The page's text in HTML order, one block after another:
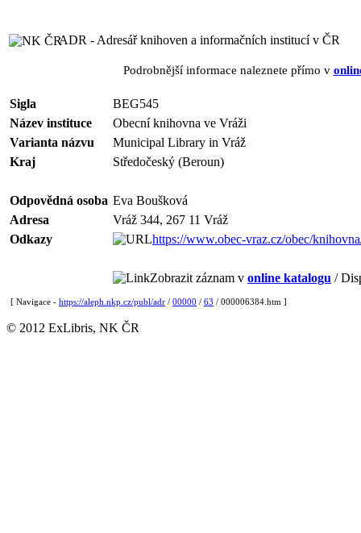
ADR - Adresář knihoven a informačních institucí v ČR
Podrobnější informace naleznete přímo v
Sigla
BEG545
Název instituce
Obecní knihovna ve Vráži
Varianta názvu
Municipal Library in Vráž
Kraj
Středočeský (Beroun)
Odpovědná osoba Eva Boušková
Adresa
Vráž 344, 267 11 Vráž
Odkazy
https://www.obec-vraz.cz/obec/
Zobrazit záznam v online katalogu /
[ Navigace - https://aleph.nkp.cz/publ/adr / 00000 / 63 / 000006384.htm ]
© 2012 ExLibris, NK ČR